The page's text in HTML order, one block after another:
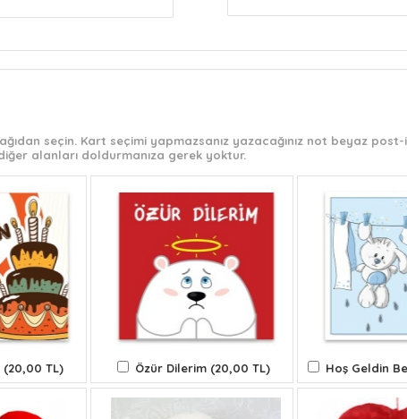
seçin. Kart seçimi yapmazsanız yazacağınız not beyaz
alanları doldurmanıza gerek yoktur.
(20,00 TL) Özür Dilerim (20,00 TL) Hoş Geldin